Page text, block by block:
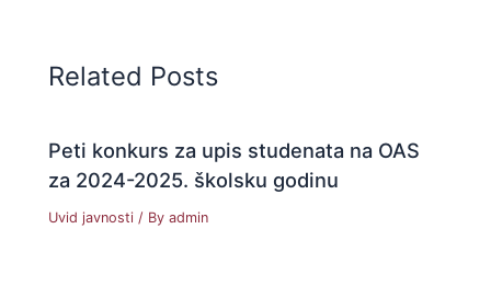
Related Posts
Peti konkurs za upis studenata na OAS
za 2024-2025. školsku godinu
Uvid javnosti / Byadmin